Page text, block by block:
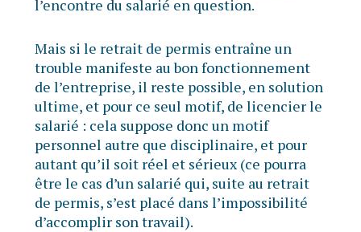
l’encontre du salarié en question.
Mais si le retrait de permis entraîne un
trouble manifeste au bon fonctionnement
de l’entreprise, il reste possible, en solution
ultime, et pour ce seul motif, de licencier le
salarié : cela suppose donc un motif
personnel autre que disciplinaire, et pour
autant qu’il soit réel et sérieux (ce pourra
être le cas d’un salarié qui, suite au retrait
de permis, s’est placé dans l’impossibilité
d’accomplir son travail).